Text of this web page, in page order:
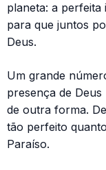
planeta: a
para que juntos
Deus.
Um grande
presença de
de outra forma.
tão perfeito
Paraíso.